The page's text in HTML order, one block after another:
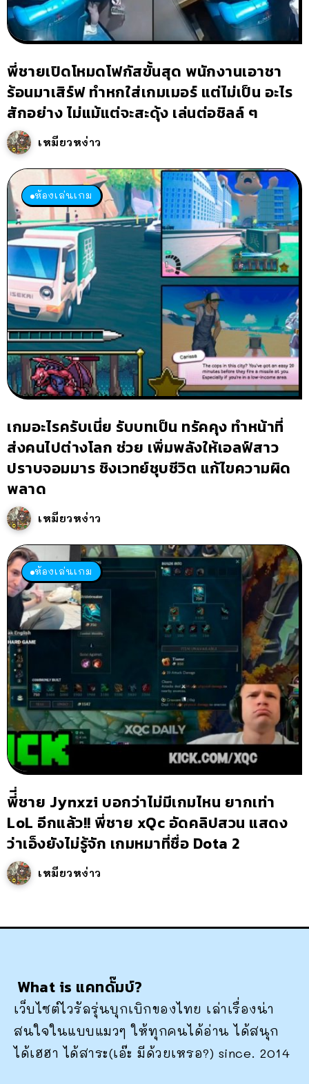
พี่ชายเปิดโหมดโฟกัสขั้นสุด พนักงานเอาชา
ร้อนมาเสิร์ฟ ทำหกใส่เกมเมอร์ แต่ไม่เป็น อะไร
สักอย่าง ไม่แม้แต่จะสะดุ้ง เล่นต่อชิลล์ ๆ
เหมียวหง่าว
ห้องเล่นเกม
เกมอะไรครับเนี่ย รับบทเป็น ทรัคคุง ทำหน้าที่
ส่งคนไปต่างโลก ช่วย เพิ่มพลังให้เอลฟ์สาว
ปราบจอมมาร ชิงเวทย์ชุบชีวิต แก้ไขความผิด
พลาด
เหมียวหง่าว
ห้องเล่นเกม
พี่ี่ชาย Jynxzi บอกว่าไม่มีเกมไหน ยากเท่า
LoL อีกแล้ว!! พี่ชาย xQc อัดคลิปสวน แสดง
ว่าเอ็งยังไม่รู้จัก เกมหมาที่ชื่อ Dota 2
เหมียวหง่าว
What is แคทดั๊มบ์?
เว็บไซต์ไวรัลรุ่นบุกเบิกของไทย เล่าเรื่องน่า
สนใจในแบบแมวๆ ให้ทุกคนได้อ่าน ได้สนุก
ได้เฮฮา ได้สาระ(เอ๊ะ มีด้วยเหรอ?) since. 2014